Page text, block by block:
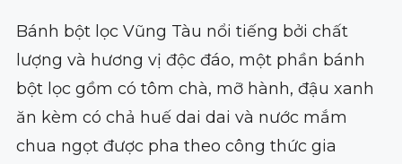
Bánh bột lọc Vũng Tàu nổi tiếng bởi chất
lượng và hương vị độc đáo, một phần bánh
bột lọc gồm có tôm chà, mỡ hành, đậu xanh
ăn kèm có chả huế dai dai và nước mắm
chua ngọt được pha theo công thức gia